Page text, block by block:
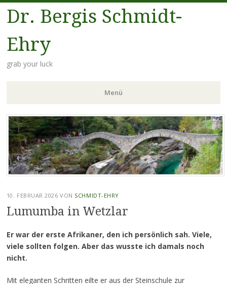
Dr. Bergis Schmidt-
Ehry
grab your luck
Menü
Zum
Inhalt
springen
10. FEBRUAR 2026 VON SCHMIDT-EHRY
Lumumba in Wetzlar
Er war der erste Afrikaner, den ich persönlich sah. Viele,
viele sollten folgen. Aber das wusste ich damals noch
nicht.
Mit eleganten Schritten eilte er aus der Steinschule zur